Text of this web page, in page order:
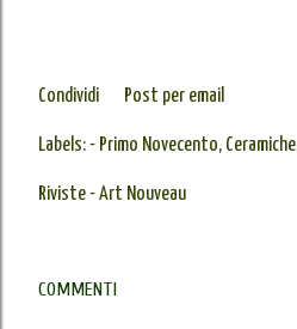
Condividi Post per email
Labels:- Primo Novecento Ceramiche
Riviste - Art Nouveau
COMMENTI